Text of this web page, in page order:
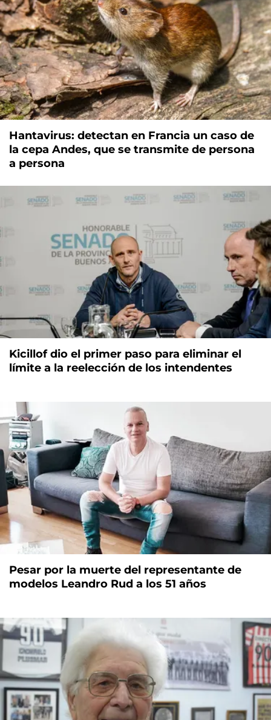
Hantavirus: detectan en Francia un caso de
la cepa Andes, que se transmite de persona
a persona
Kicillof dio el primer paso para eliminar el
límite a la reelección de los intendentes
Pesar por la muerte del representante de
modelos Leandro Rud a los 51 años